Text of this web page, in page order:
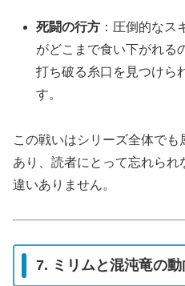
死闘の行方 ：圧倒的なス
がどこまで食い下がれる
打ち破る糸口を見つけら
す。
この戦いはシリーズ全体で
あり、読者にとって忘れら
違いありません。
7. ミリムと混沌竜の動